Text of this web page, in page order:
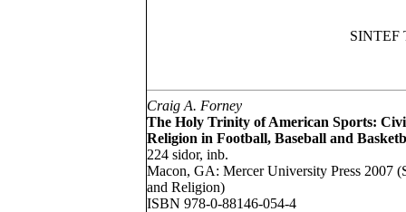
SINTEF
Craig A. Forney
The Holy Trinity of American Sports:
Religion in Football, Baseball and
224 sidor, inb.
Macon, GA: Mercer University Press 2007
and Religion)
ISBN 978-0-88146-054-4